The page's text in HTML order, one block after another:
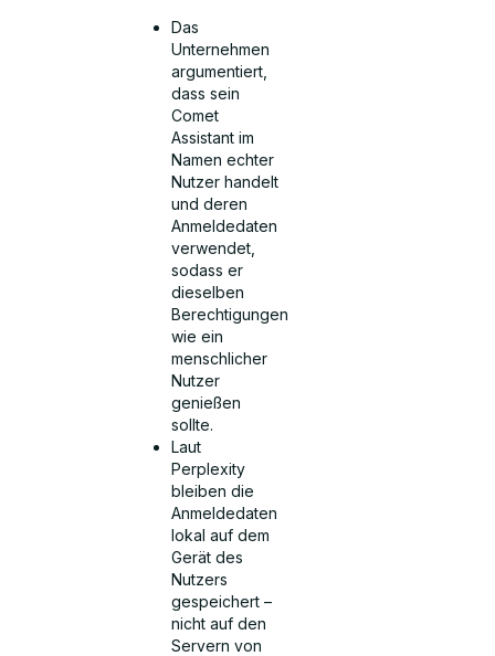
Das
Unternehmen
argumentiert,
dass sein
Comet
Assistant im
Namen echter
Nutzer handelt
und deren
Anmeldedaten
verwendet,
sodass er
dieselben
Berechtigungen
wie ein
menschlicher
Nutzer
genießen
sollte.
Laut
Perplexity
bleiben die
Anmeldedaten
lokal auf dem
Gerät des
Nutzers
gespeichert –
nicht auf den
Servern von